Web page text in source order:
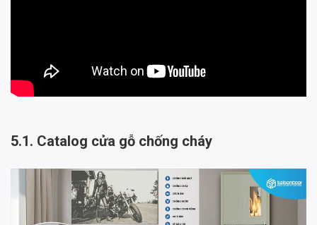
5.1. Catalog cửa gỗ chống cháy